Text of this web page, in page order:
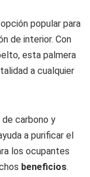
popular para
de interior. Con
esta palmera
a cualquier
de carbono y
a purificar el
los ocupantes
beneficios.